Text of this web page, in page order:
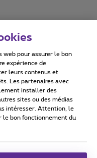
statement
web pour assurer le bon
expérience de
leurs contenus et
Les partenaires avec
installer des
sites ou des médias
intéresser. Attention, le
le bon fonctionnement du